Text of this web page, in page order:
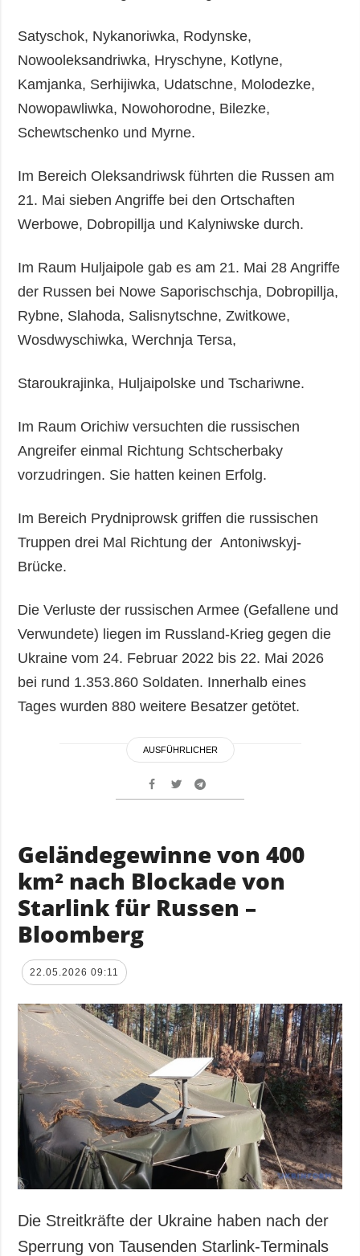
Satyschok, Nykanoriwka, Rodynske,
Nowooleksandriwka, Hryschyne, Kotlyne,
Kamjanka, Serhijiwka, Udatschne, Molodezke,
Nowopawliwka, Nowohorodne, Bilezke,
Schewtschenko und Myrne.
Im Bereich Oleksandriwsk führten die Russen am
21. Mai sieben Angriffe bei den Ortschaften
Werbowe, Dobropillja und Kalyniwske durch.
Im Raum Huljaipole gab es am 21. Mai 28 Angriffe
der Russen bei Nowe Saporischschja, Dobropillja,
Rybne, Slahoda, Salisnytschne, Zwitkowe,
Wosdwyschiwka, Werchnja Tersa,
Staroukrajinka, Huljaipolske und Tschariwne.
Im Raum Orichiw versuchten die russischen
Angreifer einmal Richtung Schtscherbaky
vorzudringen. Sie hatten keinen Erfolg.
Im Bereich Prydniprowsk griffen die russischen
Truppen drei Mal Richtung der Antoniwskyj-
Brücke.
Die Verluste der russischen Armee (Gefallene und
Verwundete) liegen im Russland-Krieg gegen die
Ukraine vom 24. Februar 2022 bis 22. Mai 2026
bei rund 1.353.860 Soldaten. Innerhalb eines
Tages wurden 880 weitere Besatzer getötet.
AUSFÜHRLICHER
Geländegewinne von 400
km² nach Blockade von
Starlink für Russen –
Bloomberg
22.05.2026 09:11
Die Streitkräfte der Ukraine haben nach der
Sperrung von Tausenden Starlink-Terminals